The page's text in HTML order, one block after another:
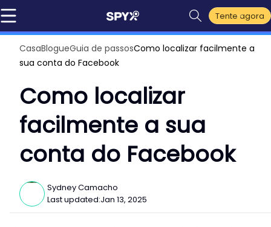
Tente agora
CasaBlogueGuia de passosComo localizar facilmente a
sua conta do Facebook
Como localizar
facilmente a sua
conta do Facebook
Sydney Camacho
Last updated:Jan 13, 2025